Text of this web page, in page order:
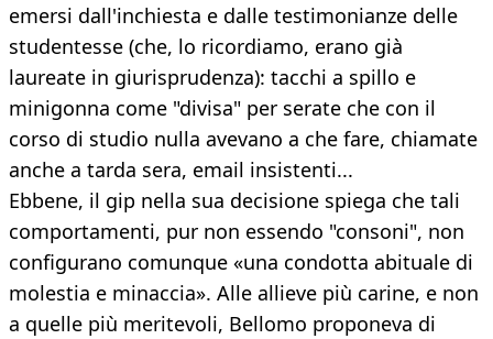
emersi dall'inchiesta e dalle testimonianze delle
studentesse (che, lo ricordiamo, erano già
laureate in giurisprudenza): tacchi a spillo e
minigonna come "divisa" per serate che con il
corso di studio nulla avevano a che fare, chiamate
anche a tarda sera, email insistenti...
Ebbene, il gip nella sua decisione spiega che tali
comportamenti, pur non essendo "consoni", non
configurano comunque «una condotta abituale di
molestia e minaccia». Alle allieve più carine, e non
a quelle più meritevoli, Bellomo proponeva di